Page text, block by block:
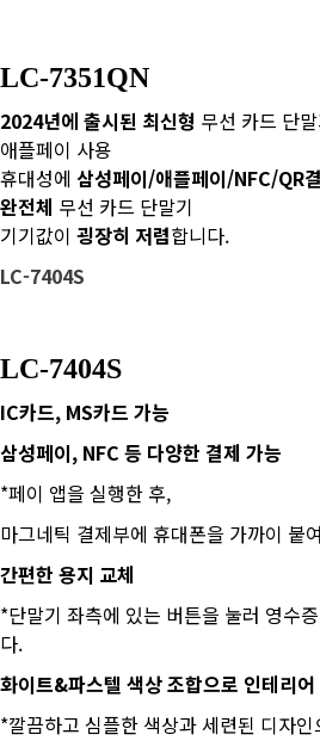
LC-7351QN
2024년에 출시된 최신형 무선 카드 단
애플페이 사용
휴대성에 삼성페이/애플페이/NFC/QR
완전체 무선 카드 단말기
기기값이 굉장히 저렴합니다.
LC-7404S
LC-7404S
IC카드, MS카드 가능
​삼성페이, NFC 등 다양한 결제 가능
*페이 앱을 실행한 후,
마그네틱 결제부에 휴대폰을 가까이 붙
​간편한 용지 교체
*단말기 좌측에 있는 버튼을 눌러 영수
다.
화이트&파스텔 색상 조합으로 인테리어
*깔끔하고 심플한 색상과 세련된 디자